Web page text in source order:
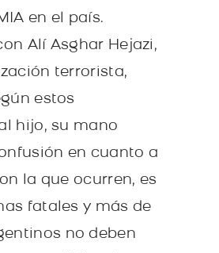
en el país.
Alí Asghar Hejazi,
terrorista,
estos
hijo, su mano
en cuanto a
la que ocurren, es
fatales y más de
no deben